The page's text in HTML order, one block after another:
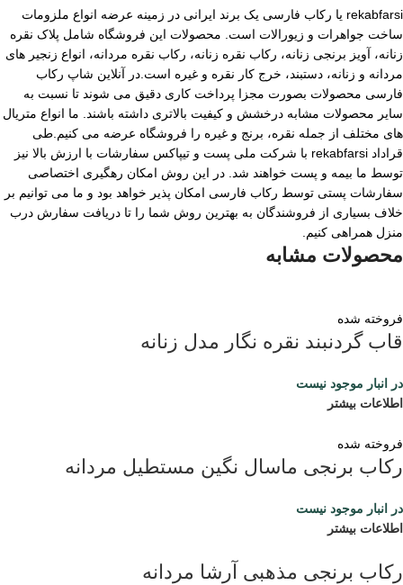
rekabfarsi یا رکاب فارسی یک برند ایرانی در زمینه عرضه انواع ملزومات
ساخت جواهرات و زیورالات است. محصولات این فروشگاه شامل پلاک نقره
زنانه، آویز برنجی زنانه، رکاب نقره زنانه، رکاب نقره مردانه، انواع زنجیر های
مردانه و زنانه، دستبند، خرج کار نقره و غیره است.در آنلاین شاپ رکاب
فارسی محصولات بصورت مجزا پرداخت کاری دقیق می شوند تا نسبت به
سایر محصولات مشابه درخشش و کیفیت بالاتری داشته باشند. ما انواع متریال
های مختلف از جمله نقره، برنج و غیره را فروشگاه عرضه می کنیم.طی
قراداد rekabfarsi با شرکت ملی پست و تیپاکس سفارشات با ارزش بالا نیز
توسط ما بیمه و پست خواهند شد. در این روش امکان رهگیری اختصاصی
سفارشات پستی توسط رکاب فارسی امکان پذیر خواهد بود و ما می توانیم بر
خلاف بسیاری از فروشندگان به بهترین روش شما را تا دریافت سفارش درب
منزل همراهی کنیم.
محصولات مشابه
فروخته شده
قاب گردنبند نقره نگار مدل زنانه
در انبار موجود نیست
اطلاعات بیشتر
فروخته شده
رکاب برنجی ماسال نگین مستطیل مردانه
در انبار موجود نیست
اطلاعات بیشتر
رکاب برنجی مذهبی آرشا مردانه